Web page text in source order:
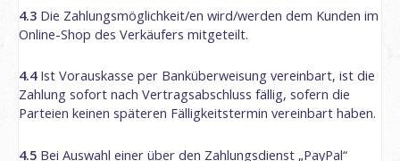
4.3 Die Zahlungsmöglichkeit/en wird/werden dem Kunden im
Online-Shop des Verkäufers mitgeteilt.
4.4Ist Vorauskasse per Banküberweisung vereinbart, ist die
Zahlung sofort nach Vertragsabschluss fällig, sofern die
Parteien keinen späteren Fälligkeitstermin vereinbart haben.
4.5 Bei Auswahl einer über den Zahlungsdienst „PayPal“